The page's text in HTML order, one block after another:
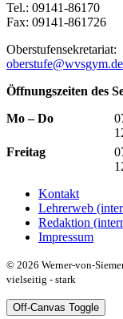
Tel.: 09141-86170
Fax: 09141-861726
Oberstufensekretariat:
oberstufe@wvsgym.de
Öffnungszeiten des
Mo – Do
Freitag
Kontakt
Lehrerweb
Redaktion
Impressum
© 2026 Werner-von-
vielseitig - stark
Off-Canvas Toggle